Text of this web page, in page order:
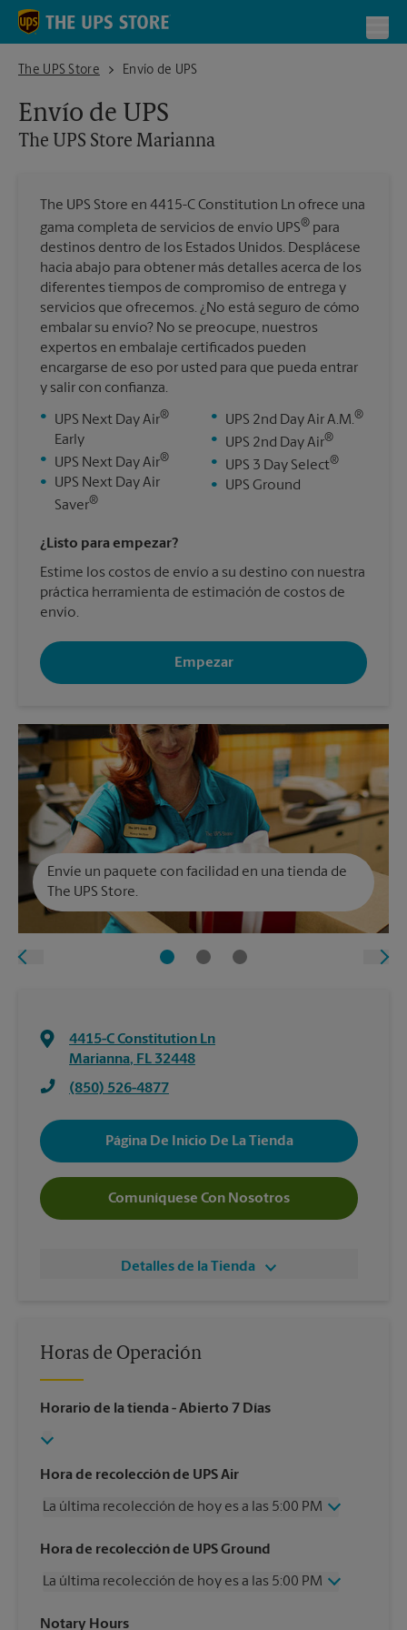
Skip to content
Return to Nav
The UPS Store
The UPS Store MariannaEnvío de UPS
Envío de UPS
The UPS Store Marianna
The UPS Store en 4415-C Constitution Ln ofrece una
gama completa de servicios de envío UPS® para
destinos dentro de los Estados Unidos. Desplácese
hacia abajo para obtener más detalles acerca de los
diferentes tiempos de compromiso de entrega y
servicios que ofrecemos. ¿No está seguro de cómo
embalar su envío? No se preocupe, nuestros
expertos en embalaje certificados pueden
encargarse de eso por usted para que pueda entrar
y salir con confianza.
•
UPS Next Day Air®
Early
•
UPS Next Day Air®
•
UPS Next Day Air
Saver®
• UPS 2nd Day Air A.M.®
• UPS 2nd Day Air®
• UPS 3 Day Select®
• UPS Ground
¿Listo para empezar?
Estime los costos de envío a su destino con nuestra
práctica herramienta de estimación de costos de
envío.
Empezar
Envíe un paquete con facilidad en una tienda de
The UPS Store.
4415-C Constitution Ln
Marianna, FL 32448
(850) 526-4877
Página De Inicio De La Tienda
Comuníquese Con Nosotros
Detalles de la Tienda
Horas de Operación
Horario de la tienda - Abierto 7 Días
Hora de recolección de UPS Air
La última recolección de hoy es a las 5:00 PM
Miércoles
5:00 PM
Viernes
5:00 PM
Domingo
Hora de recolección de UPS Ground
La última recolección de hoy es a las 5:00 PM
Miércoles
Notary Hours